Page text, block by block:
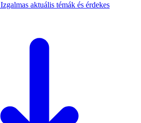
Izgalmas aktuális témák és érdekes